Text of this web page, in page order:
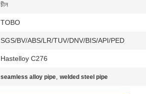
চীন
TOBO
SGS/BV/ABS/LR/TUV/DNV/BIS/API/PED
Hastelloy C276
seamless alloy pipe,welded steel pipe